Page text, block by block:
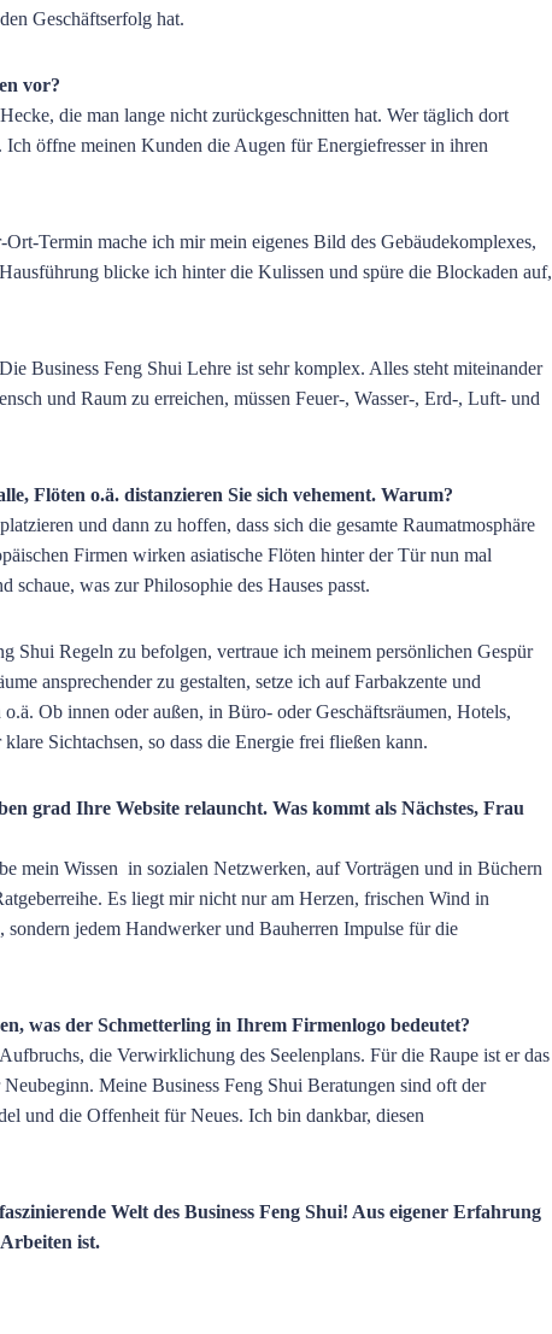
Geschäftserfolg hat.
vor?
die man lange nicht zurückgeschnitten hat. Wer täglich dort
öffne meinen Kunden die Augen für Energiefresser in ihren
Termin mache ich mir mein eigenes Bild des Gebäudekomplexes,
blicke ich hinter die Kulissen und spüre die Blockaden auf,
Business Feng Shui Lehre ist sehr komplex. Alles steht miteinander
und Raum zu erreichen, müssen Feuer-, Wasser-, Erd-, Luft- und
Flöten o.ä. distanzieren Sie sich vehement. Warum?
und dann zu hoffen, dass sich die gesamte Raumatmosphäre
Firmen wirken asiatische Flöten hinter der Tür nun mal
was zur Philosophie des Hauses passt.
Shui Regeln zu befolgen, vertraue ich meinem persönlichen Gespür
ansprechender zu gestalten, setze ich auf Farbakzente und
Ob innen oder außen, in Büro- oder Geschäftsräumen, Hotels,
Sichtachsen, so dass die Energie frei fließen kann.
grad Ihre Website relauncht. Was kommt als Nächstes, Frau
mein Wissen in sozialen Netzwerken, auf Vorträgen und in Büchern
Es liegt mir nicht nur am Herzen, frischen Wind in
jedem Handwerker und Bauherren Impulse für die
was der Schmetterling in Ihrem Firmenlogo bedeutet?
die Verwirklichung des Seelenplans. Für die Raupe ist er das
Meine Business Feng Shui Beratungen sind oft der
und die Offenheit für Neues. Ich bin dankbar, diesen
Welt des Business Feng Shui! Aus eigener Erfahrung
ist.